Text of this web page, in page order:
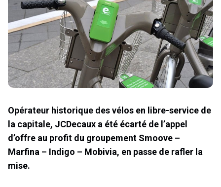
Opérateur historique des vélos en libre-service de
la capitale, JCDecaux a été écarté de l’appel
d’offre au profit du groupement Smoove –
Marfina – Indigo – Mobivia, en passe de rafler la
mise.